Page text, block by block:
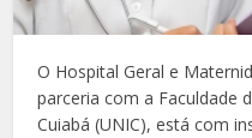
O Hospital Geral e
parceria com a Faculdade
Cuiabá (UNIC), está com